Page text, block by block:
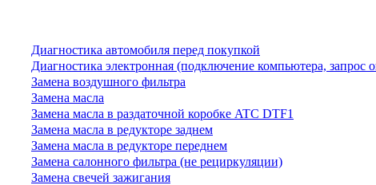
Диагностика автомобиля перед покупкой
Диагностика электронная (подключение компьютера, запрос
Замена воздушного фильтра
Замена масла
Замена масла в раздаточной коробке ATC DTF1
Замена масла в редукторе заднем
Замена масла в редукторе переднем
Замена салонного фильтра (не рециркуляции)
Замена свечей зажигания